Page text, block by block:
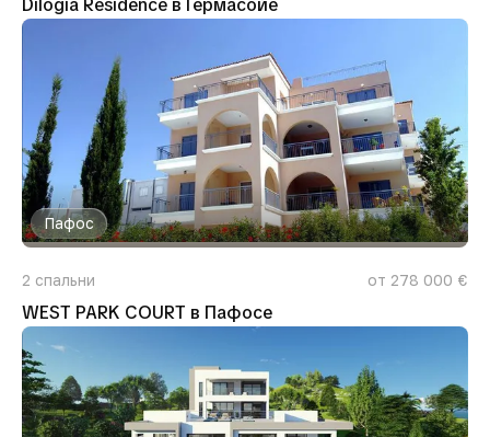
Dilogia Residence в Гермасойе
Пафос
2 спальни от 278 000 €
WEST PARK COURT в Пафосе